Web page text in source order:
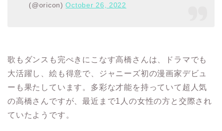
(@oricon)October 26, 2022
歌もダンスも完ぺきにこなす高橋さんは、ドラマでも
大活躍し、絵も得意で、ジャニーズ初の漫画家デビュ
ーも果たしています。多彩な才能を持っていて超人気
の高橋さんですが、最近まで1人の女性の方と交際され
ていたようです。